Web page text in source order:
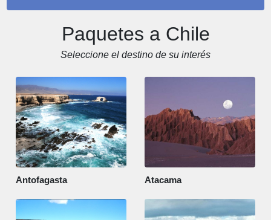
Paquetes a Chile
Seleccione el destino de su interés
Antofagasta Atacama